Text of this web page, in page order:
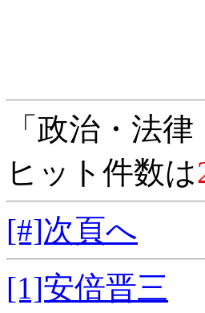
「政治・法
ヒット件数は
[#]次頁へ
[1]安倍晋三